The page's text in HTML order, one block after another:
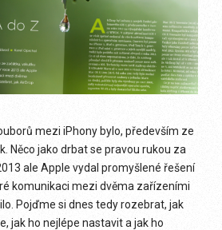
mezi iPhony bylo, především ze
Něco jako drbat se pravou rukou za
ale Apple vydal promyšlené řešení
komunikaci mezi dvěma zařízeními
Pojďme si dnes tedy rozebrat, jak
jak ho nejlépe nastavit a jak ho